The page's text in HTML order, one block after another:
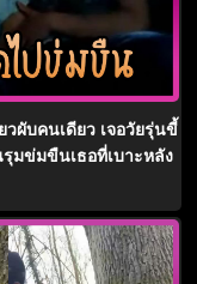
ผับคนเดียว เจอวัยรุ่นขี้
มข่มขืนเธอที่เบาะหลัง